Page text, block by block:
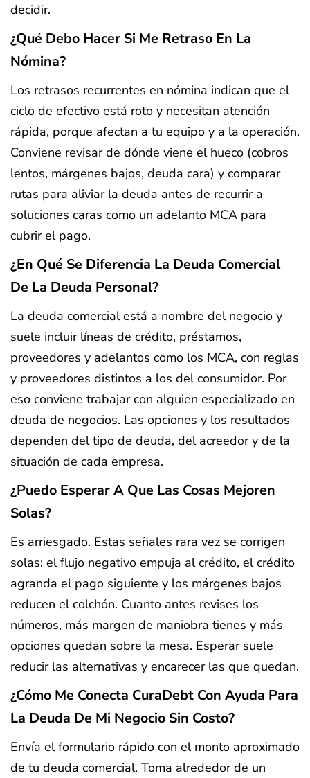
decidir.
¿Qué Debo Hacer Si Me Retraso En La
Nómina?
Los retrasos recurrentes en nómina indican que el
ciclo de efectivo está roto y necesitan atención
rápida, porque afectan a tu equipo y a la operación.
Conviene revisar de dónde viene el hueco (cobros
lentos, márgenes bajos, deuda cara) y comparar
rutas para aliviar la deuda antes de recurrir a
soluciones caras como un adelanto MCA para
cubrir el pago.
¿En Qué Se Diferencia La Deuda Comercial
De La Deuda Personal?
La deuda comercial está a nombre del negocio y
suele incluir líneas de crédito, préstamos,
proveedores y adelantos como los MCA, con reglas
y proveedores distintos a los del consumidor. Por
eso conviene trabajar con alguien especializado en
deuda de negocios. Las opciones y los resultados
dependen del tipo de deuda, del acreedor y de la
situación de cada empresa.
¿Puedo Esperar A Que Las Cosas Mejoren
Solas?
Es arriesgado. Estas señales rara vez se corrigen
solas: el flujo negativo empuja al crédito, el crédito
agranda el pago siguiente y los márgenes bajos
reducen el colchón. Cuanto antes revises los
números, más margen de maniobra tienes y más
opciones quedan sobre la mesa. Esperar suele
reducir las alternativas y encarecer las que quedan.
¿Cómo Me Conecta CuraDebt Con Ayuda Para
La Deuda De Mi Negocio Sin Costo?
Envía el formulario rápido con el monto aproximado
de tu deuda comercial. Toma alrededor de un